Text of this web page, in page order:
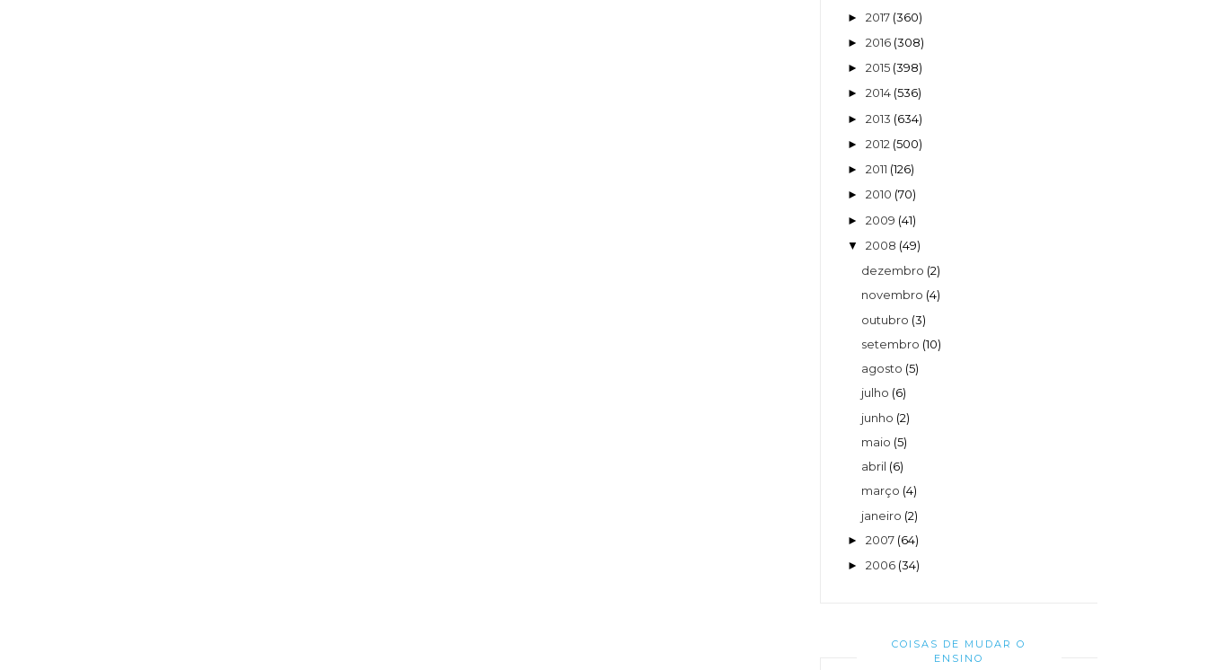
► 2017 (360)
► 2016 (308)
► 2015 (398)
► 2014 (536)
► 2013 (634)
► 2012 (500)
► 2011 (126)
► 2010 (70)
► 2009 (41)
▼ 2008 (49)
dezembro (2)
novembro (4)
outubro (3)
setembro (10)
agosto (5)
julho (6)
junho (2)
maio (5)
abril (6)
março (4)
janeiro (2)
► 2007 (64)
► 2006 (34)
COISAS DE MUDAR O
ENSINO